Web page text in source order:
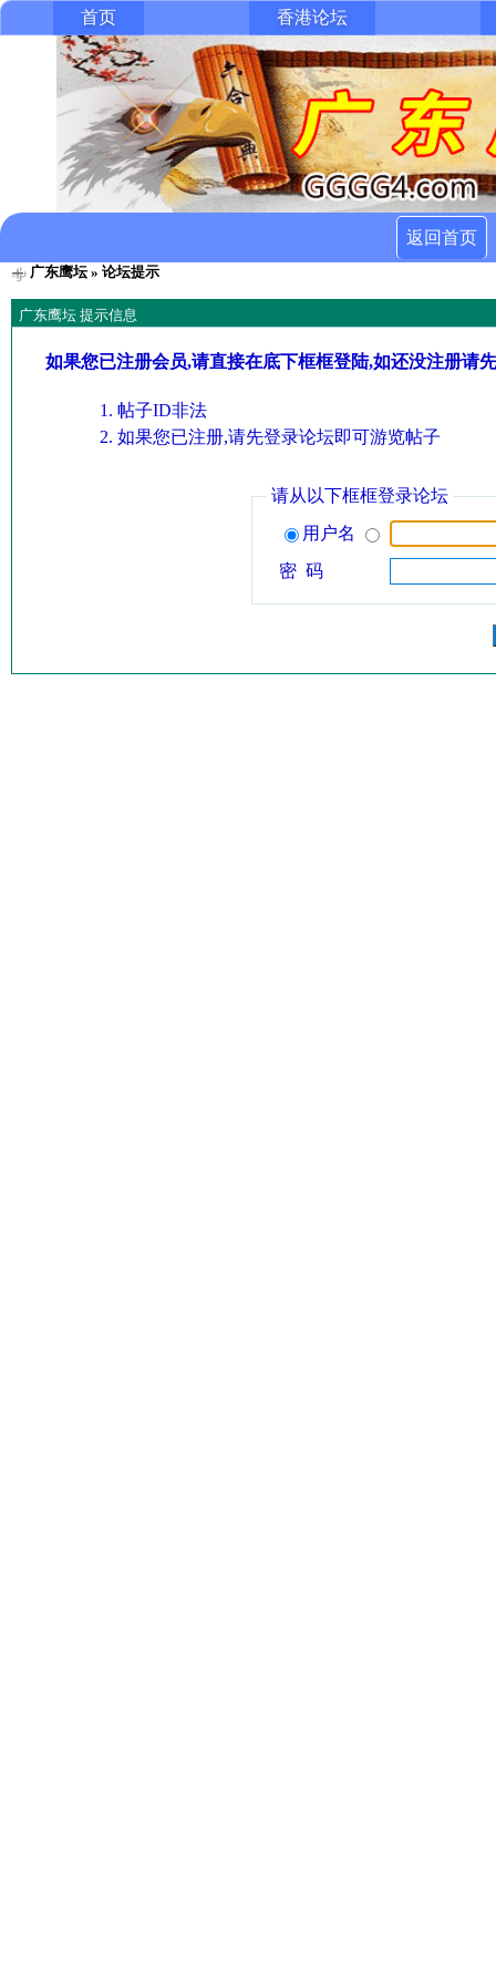
首页 香港论坛
返回首页
广东鹰坛» 论坛提示
广东鹰坛 提示信息
如果您已注册会员,请直接在底下框框登陆,如还没注册请
帖子ID非法
如果您已注册,请先登录论坛即可游览帖子
请从以下框框登录论坛
用户名
密 码